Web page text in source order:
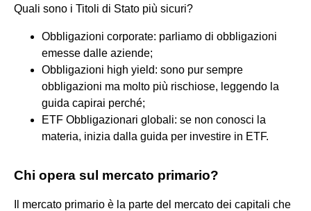
Quali sono i Titoli di Stato più sicuri?
Obbligazioni corporate: parliamo di obbligazioni
emesse dalle aziende;
Obbligazioni high yield: sono pur sempre
obbligazioni ma molto più rischiose, leggendo la
guida capirai perché;
ETF Obbligazionari globali: se non conosci la
materia, inizia dalla guida per investire in ETF.
Chi opera sul mercato primario?
Il mercato primario è la parte del mercato dei capitali che